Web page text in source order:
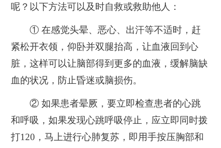
呢？以下方法可以及时自救或救助他人：
① 在感觉头晕、恶心、出汗等不适时，赶
紧松开衣领，仰卧并双腿抬高，让血液回到心
脏，这样可以让脑部得到更多的血液，缓解脑缺
血的状况，防止昏迷或脑损伤。
② 如果患者晕厥，要立即检查患者的心跳
和呼吸，如果发现心跳呼吸停止，应立即同时拨
打120，马上进行心肺复苏，即用手按压胸部和